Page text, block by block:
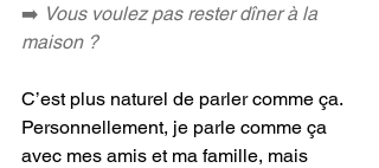
➡️ Vous voulez pas rester dîner à la
maison ?
C’est plus naturel de parler comme ça.
Personnellement, je parle comme ça
avec mes amis et ma famille, mais